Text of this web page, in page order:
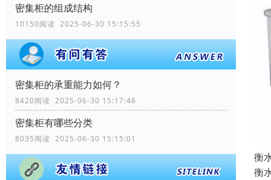
密集柜的组成结构
10150阅读 2025-06-30 15:15:55
密集柜的承重能力如何？
8420阅读 2025-06-30 15:17:46
密集柜有哪些分类
8035阅读 2025-06-30 15:15:01
衡
衡